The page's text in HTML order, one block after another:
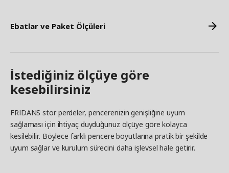
Ebatlar ve Paket Ölçüleri
İstediğiniz ölçüye göre
kesebilirsiniz
FRIDANS stor perdeler, pencerenizin genişliğine uyum
sağlaması için ihtiyaç duyduğunuz ölçüye göre kolayca
kesilebilir. Böylece farklı pencere boyutlarına pratik bir şekilde
uyum sağlar ve kurulum sürecini daha işlevsel hale getirir.